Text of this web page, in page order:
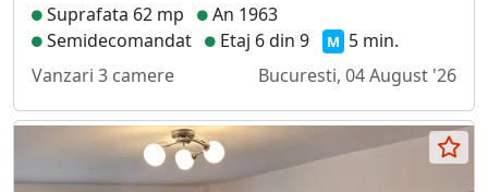
Suprafata 62 mp
An 1963
Semidecomandat
Etaj 6 din 9 M 5 min.
Vanzari 3 camere
Bucuresti, 04 August '26